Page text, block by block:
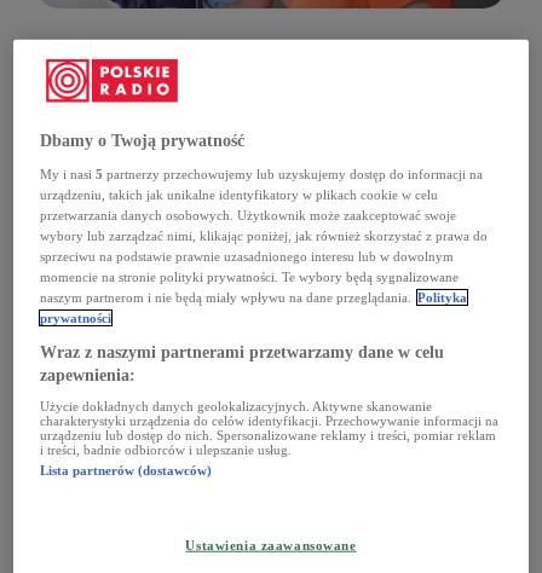
Ewa Pawlicka jest pierwszą
finalistką Plebiscytu Liga
Superbohaterów "Lata z
Radiem/Jedynka)
Ewa Pawlicka jest pierwszą
finalistką Plebiscytu Liga
Superbohaterów "Lata z
Radiem" cz. 2 (Lato z
Radiem/Jedynka)
Jedynka 04:59
Ewa Pawlicka jest pierwszą
finalistką Plebiscytu Liga
Superbohaterów "Lata z
Dbamy o Twoją prywatność
My i nasi5 partnerzy przechowujemy lub uzyskujemy dostęp do informacji na
urządzeniu, takich jak unikalne identyfikatory w plikach cookie w celu
przetwarzania danych osobowych. Użytkownik może zaakceptować swoje
wybory lub zarządzać nimi, klikając poniżej, jak również skorzystać z prawa do
sprzeciwu na podstawie prawnie uzasadnionego interesu lub w dowolnym
momencie na stronie polityki prywatności. Te wybory będą sygnalizowane
naszym partnerom i nie będą miały wpływu na dane przeglądania.
Polityka
prywatności
Wraz z naszymi partnerami przetwarzamy dane w celu
zapewnienia:
Użycie dokładnych danych geolokalizacyjnych. Aktywne skanowanie
charakterystyki urządzenia do celów identyfikacji. Przechowywanie informacji na
urządzeniu lub dostęp do nich. Spersonalizowane reklamy i treści, pomiar reklam
i treści, badnie odbiorców i ulepszanie usług.
Lista partnerów (dostawców)
Ustawienia zaawansowane